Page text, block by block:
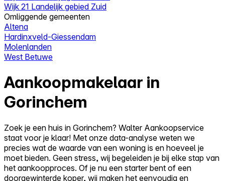
Wijk 21 Landelijk gebied Zuid
Omliggende gemeenten
Altena
Hardinxveld-Giessendam
Molenlanden
West Betuwe
Aankoopmakelaar in
Gorinchem
Zoek je een huis in Gorinchem? Walter Aankoopservice
staat voor je klaar! Met onze data-analyse weten we
precies wat de waarde van een woning is en hoeveel je
moet bieden. Geen stress, wij begeleiden je bij elke stap van
het aankoopproces. Of je nu een starter bent of een
doorgewinterde koper, wij maken het eenvoudig en